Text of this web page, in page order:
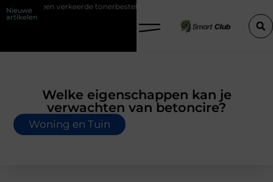
Nieuwe
artikelen
tonerbestelling bij HP printers
Welke eigenschappen kan je
verwachten van betoncire?
Woning en Tuin